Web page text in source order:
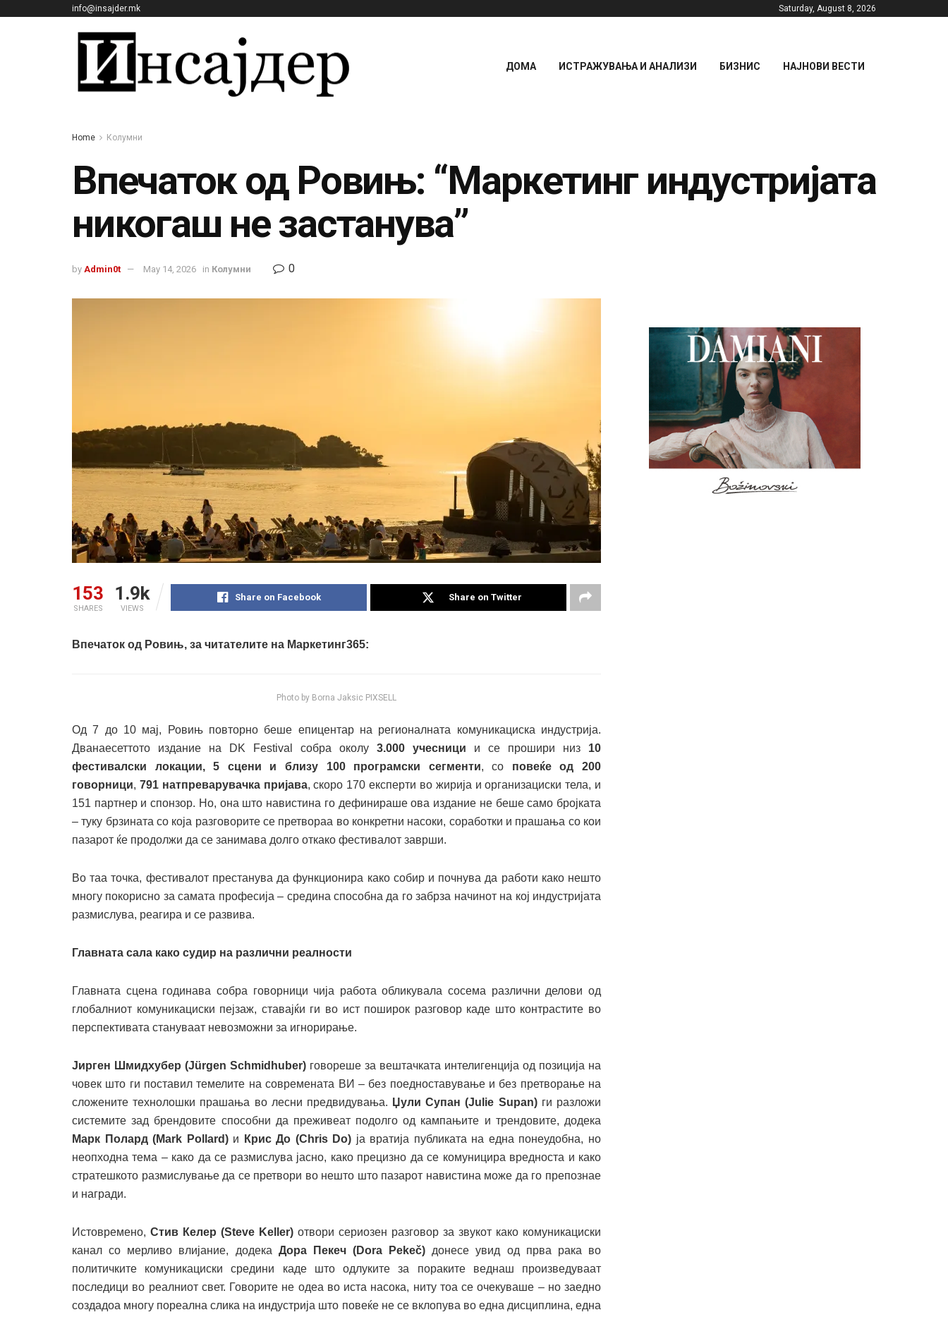
info@insajder.mk Saturday, August 8, 2026
ДОМА ИСТРАЖУВАЊА И АНАЛИЗИ БИЗНИС НАЈНОВИ ВЕСТИ
Home Колумни
Впечаток од Ровињ: “Маркетинг индустријата
никогаш не застанува”
by Admin0t May 14, 2026 in Колумни 0
153
SHARES
1.9k
VIEWS
Share on Facebook Share on Twitter
Впечаток од Ровињ, за читателите на Маркетинг365:
Photo by Borna Jaksic PIXSELL
Од 7 до 10 мај, Ровињ повторно беше епицентар на регионалната комуникациска индустрија.
Дванаесеттото издание на DK Festival собра околу 3.000 учесници и се прошири низ 10
фестивалски локации, 5 сцени и близу 100 програмски сегменти, со повеќе од 200
говорници, 791 натпреварувачка пријава, скоро 170 експерти во жирија и организациски тела, и
151 партнер и спонзор. Но, она што навистина го дефинираше ова издание не беше само бројката
– туку брзината со која разговорите се претвораа во конкретни насоки, соработки и прашања со кои
пазарот ќе продолжи да се занимава долго откако фестивалот заврши.
Во таа точка, фестивалот престанува да функционира како собир и почнува да работи како нешто
многу покорисно за самата професија – средина способна да го забрза начинот на кој индустријата
размислува, реагира и се развива.
Главната сала како судир на различни реалности
Главната сцена годинава собра говорници чија работа обликувала сосема различни делови од
глобалниот комуникациски пејзаж, ставајќи ги во ист поширок разговор каде што контрастите во
перспективата стануваат невозможни за игнорирање.
Јирген Шмидхубер (Jürgen Schmidhuber) говореше за вештачката интелигенција од позиција на
човек што ги поставил темелите на современата ВИ – без поедноставување и без претворање на
сложените технолошки прашања во лесни предвидувања. Џули Супан (Julie Supan)ги разложи
системите зад брендовите способни да преживеат подолго од кампањите и трендовите, додека
Марк Полард (Mark Pollard)и Крис До (Chris Do) ја вратија публиката на една понеудобна, но
неопходна тема – како да се размислува јасно, како прецизно да се комуницира вредноста и како
стратешкото размислување да се претвори во нешто што пазарот навистина може да го препознае
и награди.
Истовремено, Стив Келер (Steve Keller) отвори сериозен разговор за звукот како комуникациски
канал со мерливо влијание, додека Дора Пекеч (Dora Pekeč) донесе увид од прва рака во
политичките комуникациски средини каде што одлуките за пораките веднаш произведуваат
последици во реалниот свет. Говорите не одеа во иста насока, ниту тоа се очекуваше – но заедно
создадоа многу пореална слика на индустрија што повеќе не се вклопува во една дисциплина, една